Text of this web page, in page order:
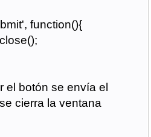
function(){
el botón se envía el
cierra la ventana